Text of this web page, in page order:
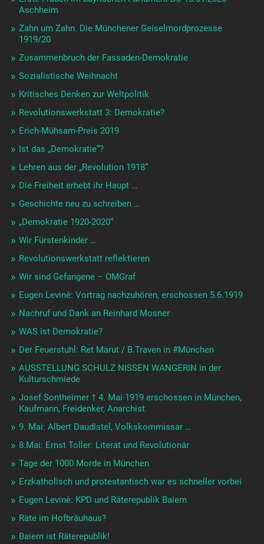
Aschheim
Zahn um Zahn. Die Münchener Geiselmordprozesse
1919/20
Zusammenbruch der Fassaden-Demokratie
Sozialistische Weihnacht
Kritisches Denken zur Weltpolitik
Revolutionswerkstatt 3: Demokratie?
Erich-Mühsam-Preis 2019
Ist das „Demokratie“?
Lehren aus der „Revolution 1918“
Die Freiheit erhebt ihr Haupt …
Geschichte neu zu schreiben …
„Demokratie 1920-2020“
Wir Fürstenkinder …
Revolutionswerkstatt reflektieren
Wir sind Gefangene – OMGraf
Eugen Levinè: Vortrag nachzuhören, erschossen 5.6.1919
Nachruf und Dank an Reinhard Mosner
WAS ist Demokratie?
Der Feuerstuhl: Ret Marut / B.Traven in #München
AUSSTELLUNG SCHULZ NISSEN WANGERIN in der
Kulturschmiede
Josef Sontheimer † 4. Mai 1919 erschossen in München,
Kaufmann, Freidenker, Anarchist
9. Mai: Albert Daudistel, Volkskommissar …
8.Mai: Ernst Toller: Literat und Revolutionär
Tage der 1000 Morde in München
Erzkatholisch und protestantisch war es schneller vorbei
Eugen Levinè: KPD und Räterepublik Baiern
Räte im Hofbräuhaus?
Baiern ist Räterepublik!